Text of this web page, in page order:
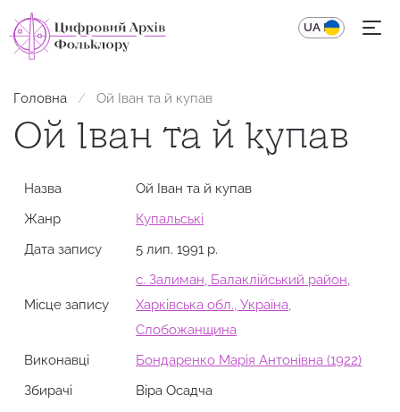
UA EN
Головна Ой Іван та й купав
Ой Іван та й купав
Назва
Ой Іван та й купав
Жанр
Купальські
Дата запису
5 лип. 1991 р.
Місце запису
с. Залиман, Балаклійський район,
Харківська обл., Україна,
Слобожанщина
Виконавці
Бондаренко Марія Антонівна (1922)
Збирачi
Віра Осадча